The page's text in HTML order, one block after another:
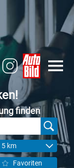
finden
5 km
Favoriten